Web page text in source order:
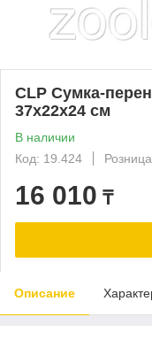
CLP Сумка-
37х22х24 см
В наличии
Код: 19.424
Розница
16 010 ₸
Описание